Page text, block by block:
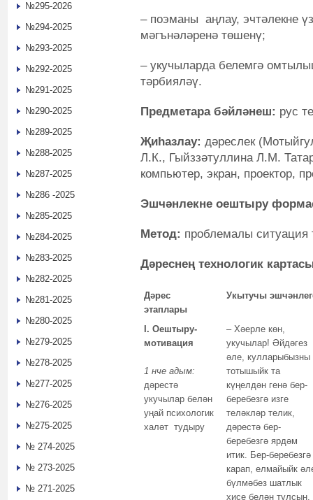
– поэманы аңлау, эчтәлекне
мәгънәләренә төшенү;
– укучыларда белемгә
тәрбияләү.
Предметара бәйләнеш: рус
Җиһазлау: дәреслек
Л.К., Гыйззәтуллина Л.М.
компьютер, экран, проектор,
Эшчәнлекне оештыру
Метод: проблемалы ситуация
Дәреснең технологик
Дәрес
этаплары
Укытучы
. Оештыру-
мотивация
1 нче адым:
дәрестә
укучылар белән
уңай психологик
халәт тудыру
– Хәерле көн,
укучылар! Әйдәгез
әле, кулларыбызны
тотышыйк та
күңелдән генә бер-
беребезгә изге
теләкләр телик,
дәрестә бер-
беребезгә ярдәм
итик. Бер-беребезгә
карап, елмайыйк
бүлмәбез шатлык
хисе белән тулсын.
№295-2026
№294-2025
№293-2025
№292-2025
№291-2025
№290-2025
№289-2025
№288-2025
№287-2025
№286 -2025
№285-2025
№284-2025
№283-2025
№282-2025
№281-2025
№280-2025
№279-2025
№278-2025
№277-2025
№276-2025
№275-2025
№ 274-2025
№ 273-2025
№ 271-2025